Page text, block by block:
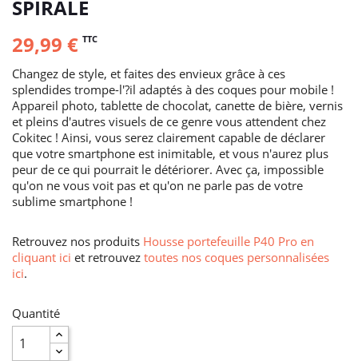
SPIRALE
29,99 € TTC
Changez de style, et faites des envieux grâce à ces
splendides trompe-l'?il adaptés à des coques pour mobile !
Appareil photo, tablette de chocolat, canette de bière, vernis
et pleins d'autres visuels de ce genre vous attendent chez
Cokitec ! Ainsi, vous serez clairement capable de déclarer
que votre smartphone est inimitable, et vous n'aurez plus
peur de ce qui pourrait le détériorer. Avec ça, impossible
qu'on ne vous voit pas et qu'on ne parle pas de votre
sublime smartphone !
Retrouvez nos produits Housse portefeuille P40 Pro en
cliquant ici et retrouvez toutes nos coques personnalisées
ici.
Quantité